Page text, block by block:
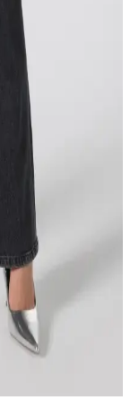
Jean
üst blok ve agresif
beden seçimi
Yüksek Bel
kalça çevresinde
vücut tipine
Yeri: Klasik
kalırken,
tercih ediliyor.